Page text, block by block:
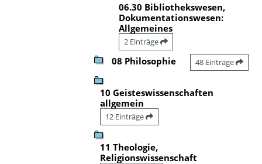
06.30 Bibliothekswesen,
Dokumentationswesen:
Allgemeines
2 Einträge
08 Philosophie 48 Einträge
10 Geisteswissenschaften
allgemein
12 Einträge
11 Theologie,
Religionswissenschaft